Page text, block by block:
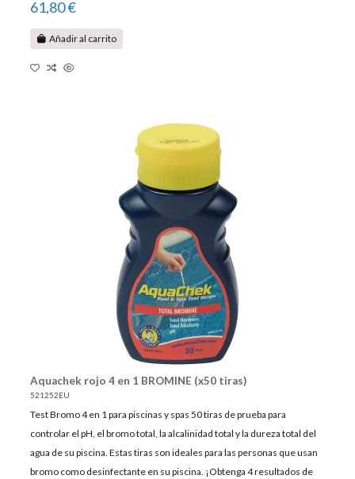
61,80 €
Añadir al carrito
Aquachek rojo 4 en 1 BROMINE (x50 tiras)
521252EU
Test Bromo 4 en 1 para piscinas y spas 50 tiras de prueba para
controlar el pH, el bromo total, la alcalinidad total y la dureza total del
agua de su piscina. Estas tiras son ideales para las personas que usan
bromo como desinfectante en su piscina. ¡Obtenga 4 resultados de